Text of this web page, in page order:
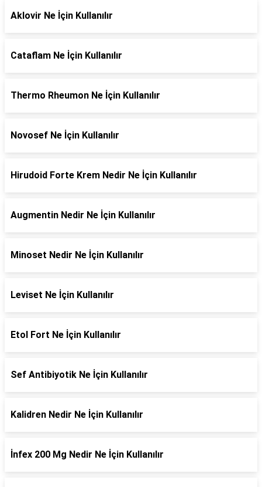
Aklovir Ne İçin Kullanılır
Cataflam Ne İçin Kullanılır
Thermo Rheumon Ne İçin Kullanılır
Novosef Ne İçin Kullanılır
Hirudoid Forte Krem Nedir Ne İçin Kullanılır
Augmentin Nedir Ne İçin Kullanılır
Minoset Nedir Ne İçin Kullanılır
Leviset Ne İçin Kullanılır
Etol Fort Ne İçin Kullanılır
Sef Antibiyotik Ne İçin Kullanılır
Kalidren Nedir Ne İçin Kullanılır
İnfex 200 Mg Nedir Ne İçin Kullanılır